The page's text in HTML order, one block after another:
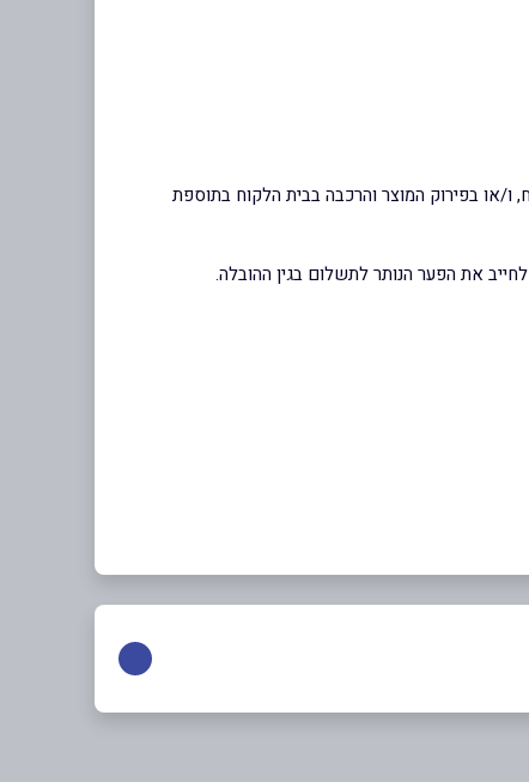
ו/או בפירוק המוצר והרכבה בבית הלקוח בתוספת
את הפער הנותר לתשלום בגין ההובלה.